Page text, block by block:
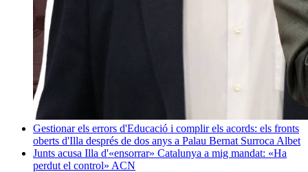
Gestionar els errors d'Educació i complir els acords: els fronts
oberts d'Illa després de dos anys a Palau Bernat Surroca Albet
Junts acusa Illa d'«ensorrar» Catalunya a mig mandat: «Ha
perdut el control» ACN